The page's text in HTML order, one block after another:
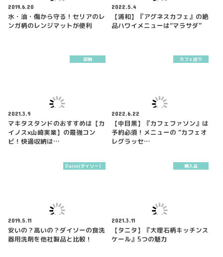
2019.6.20
水・油・傷から守る！セリアのレ
ンガ柄のレンジマットが便利
2022.5.4
【浦和】『アグネスカフェ』の絶
品ハワイメニューは“マラサダ”
収納
2021.3.9
マキタスタンドのおすすめは【カ
イノス×山崎実業】の最強コン
ビ！快適収納は…
カフェ巡り
2022.6.22
【中目黒】『カフェファソン』は
予約必須！メニューの “カフェオ
レグラッセ…
Daiso(ダイソー）
2019.5.11
安いの？高いの？ダイソーの食洗
器用洗剤を他社製品と比較！
購入品
2021.3.11
【タニタ】『大理石柄キッチンス
ケール』5つの魅力